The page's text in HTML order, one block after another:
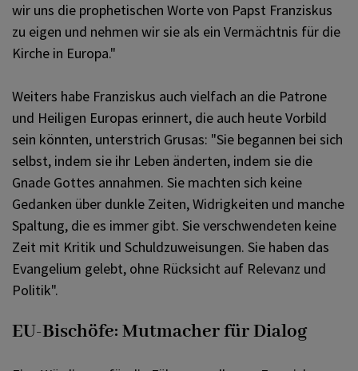
wir uns die prophetischen Worte von Papst Franziskus
zu eigen und nehmen wir sie als ein Vermächtnis für die
Kirche in Europa."
Weiters habe Franziskus auch vielfach an die Patrone
und Heiligen Europas erinnert, die auch heute Vorbild
sein könnten, unterstrich Grusas: "Sie begannen bei sich
selbst, indem sie ihr Leben änderten, indem sie die
Gnade Gottes annahmen. Sie machten sich keine
Gedanken über dunkle Zeiten, Widrigkeiten und manche
Spaltung, die es immer gibt. Sie verschwendeten keine
Zeit mit Kritik und Schuldzuweisungen. Sie haben das
Evangelium gelebt, ohne Rücksicht auf Relevanz und
Politik".
EU-Bischöfe: Mutmacher für Dialog